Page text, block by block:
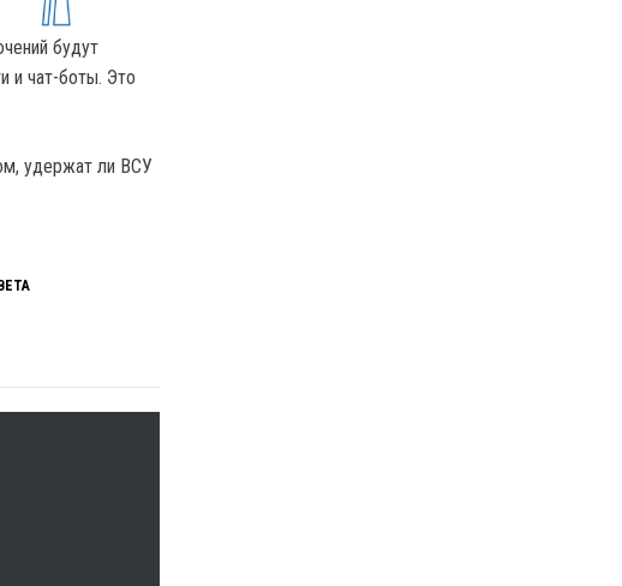
будут
и чат-боты. Это
удержат ли ВСУ